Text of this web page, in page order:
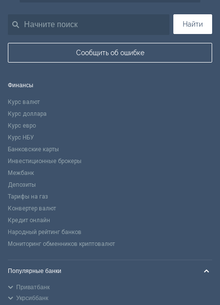
Найти
Сообщить об ошибке
Финансы
Курс валют
Курс доллара
Курс евро
Курс НБУ
Банковские карты
Инвестиционные брокеры
Межбанк
Депозиты
Тарифы на газ
Конвертер валют
Кредит онлайн
Народный рейтинг банков
Мониторинг обменников криптовалют
Популярные банки
Приватбанк
Укрсиббанк